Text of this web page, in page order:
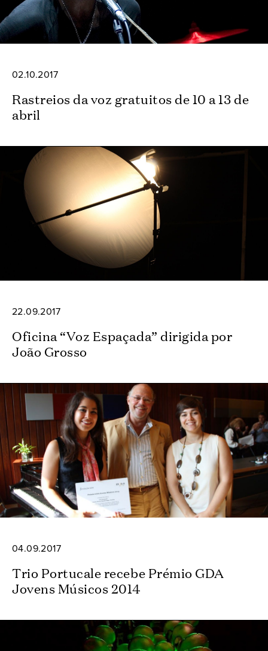
02.10.2017
Rastreios da voz gratuitos de 10 a 13 de
abril
22.09.2017
Oficina “Voz Espaçada” dirigida por
João Grosso
04.09.2017
Trio Portucale recebe Prémio GDA
Jovens Músicos 2014